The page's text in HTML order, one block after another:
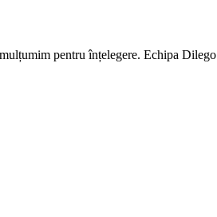
pentru înțelegere. Echipa Dilego